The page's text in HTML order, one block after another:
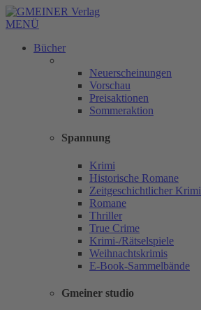
MENÜ
Bücher
Neuerscheinungen
Vorschau
Preisaktionen
Sommeraktion
Spannung
Krimi
Historische Romane
Zeitgeschichtlicher Krimi
Romane
Thriller
True Crime
Krimi-/Rätselspiele
Weihnachtskrimis
E-Book-Sammelbände
Gmeiner studio